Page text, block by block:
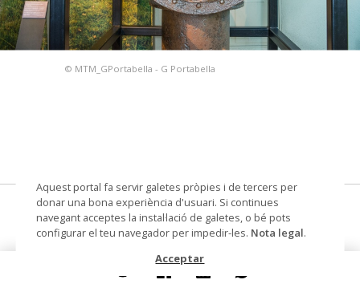
© MTM_GPortabella - G Portabella
roda engranatge turbina francis
Datació 1875
Aquest portal fa servir galetes pròpies i de tercers per
donar una bona experiència d'usuari. Si continues
navegant acceptes la instal·lació de galetes, o bé pots
configurar el teu navegador per impedir-les. Nota legal.
Acceptar